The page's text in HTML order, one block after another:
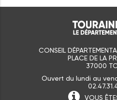
CONSEIL
PLACE DE LA
37000
Ouvert du lundi au
VOUS